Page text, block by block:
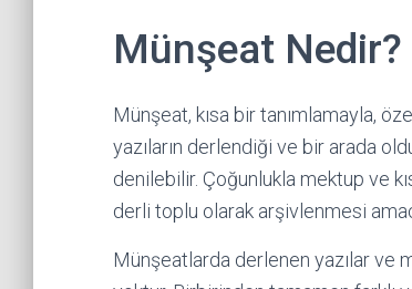
Münşeat Nedir?
Münşeat, kısa bir tanımlamayla,
yazıların derlendiği ve bir arada
denilebilir. Çoğunlukla mektup ve
derli toplu olarak arşivlenmesi
Münşeatlarda derlenen yazılar ve